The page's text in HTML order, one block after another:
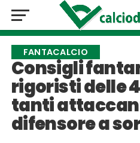
FANTACALCIO
Consigli
rigoristi delle
tanti
difensore a